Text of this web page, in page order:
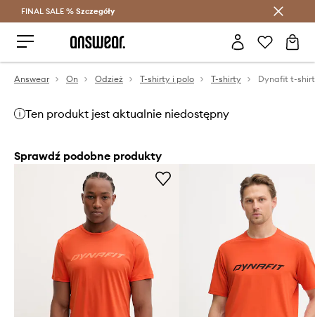
Oszczędzaj z Answear Club >
FINAL SALE % Szczegóły
Answear On Odzież T-shirty i polo T-shirty Dynafit t-
Ten produkt jest aktualnie niedostępny
Sprawdź podobne produkty